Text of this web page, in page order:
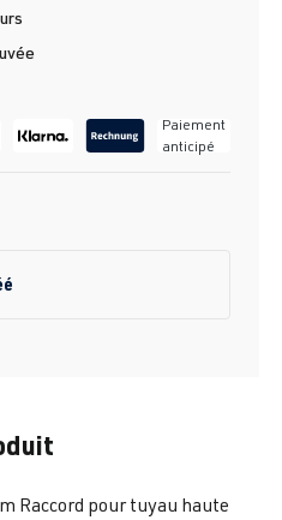
Paiement
anticipé
Raccord pour tuyau haute